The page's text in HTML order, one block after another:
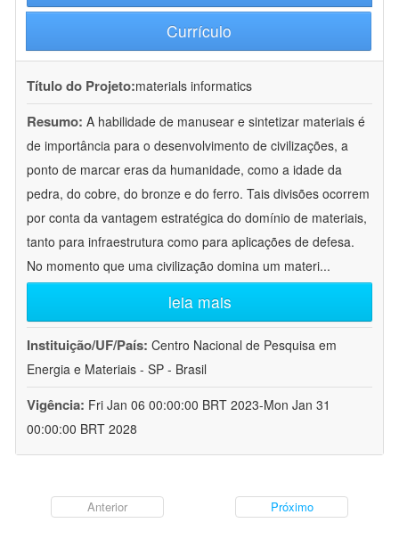
Currículo
Título do Projeto:materials informatics
Resumo: A habilidade de manusear e sintetizar materiais é
de importância para o desenvolvimento de civilizações, a
ponto de marcar eras da humanidade, como a idade da
pedra, do cobre, do bronze e do ferro. Tais divisões ocorrem
por conta da vantagem estratégica do domínio de materiais,
tanto para infraestrutura como para aplicações de defesa.
No momento que uma civilização domina um materi...
leia mais
Instituição/UF/País: Centro Nacional de Pesquisa em
Energia e Materiais - SP - Brasil
Vigência: Fri Jan 06 00:00:00 BRT 2023-Mon Jan 31
00:00:00 BRT 2028
Anterior Próximo